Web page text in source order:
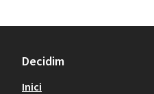
Decidim
Inici